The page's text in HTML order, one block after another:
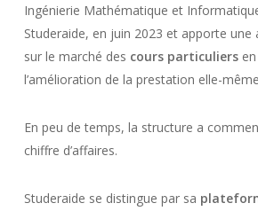
Ingénierie Mathématique et
Studeraide, en juin 2023 et apporte une
sur le marché des cours particuliersen
l’amélioration de la prestation elle-
En peu de temps, la structure a
chiffre d’affaires.
Studeraide se distingue par sa